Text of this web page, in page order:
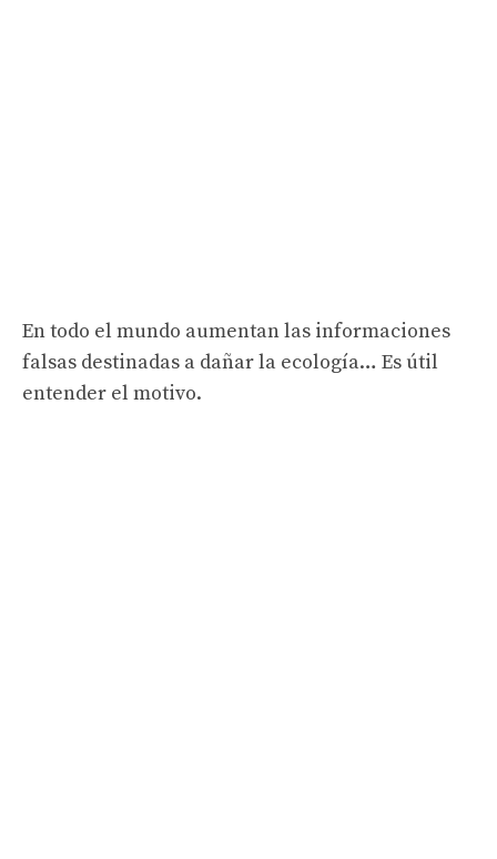
En todo el mundo aumentan las informaciones
falsas destinadas a dañar la ecología… Es útil
entender el motivo.